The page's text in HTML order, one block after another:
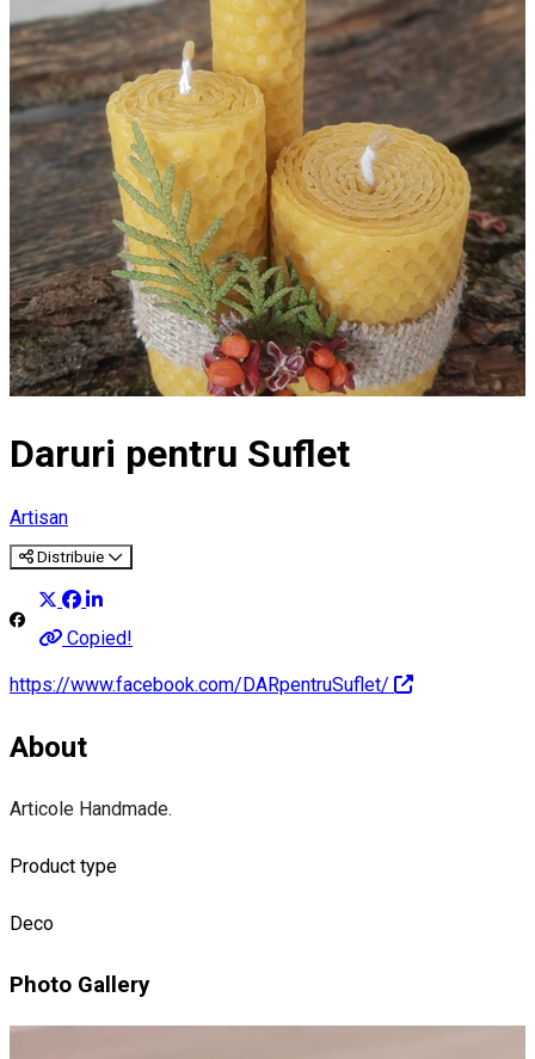
Daruri pentru Suflet
Artisan
Distribuie
Copied!
https://www.facebook.com/DARpentruSuflet/
About
Articole Handmade.
Product type
Deco
Photo Gallery